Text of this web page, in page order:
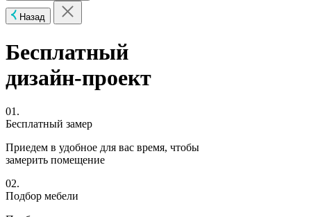
Назад
Бесплатный
дизайн-проект
01.
Бесплатный замер
Приедем в удобное для вас время, чтобы
замерить помещение
02.
Подбор мебели